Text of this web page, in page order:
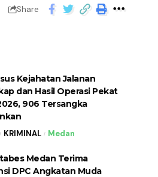
Share
Kejahatan Jalanan
dan Hasil Operasi Pekat
906 Tersangka
KRIMINAL Medan
Medan Terima
DPC Angkatan Muda